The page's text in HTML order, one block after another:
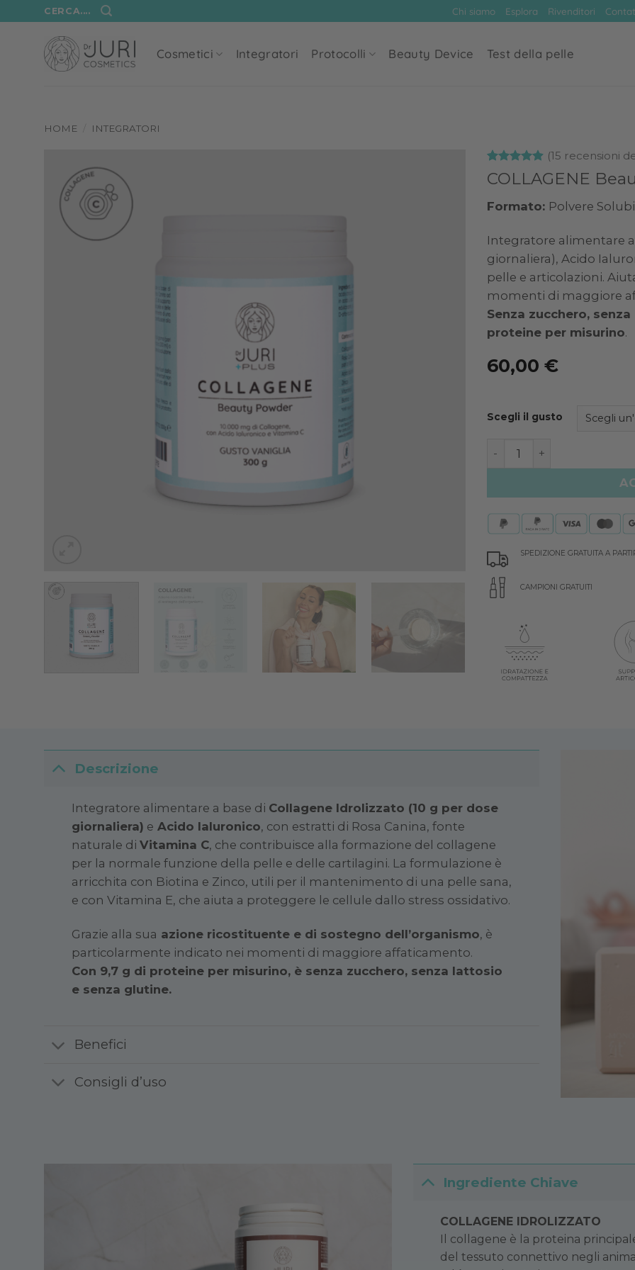
contenuti
CERCA.... Chi siamo Esplora Rivenditori
Cosmetici Integratori Protocolli Beauty Device Test della pelle
HOME INTEGRATORI
Valutato
4.87su 5
15
recensioni
(15 recensioni
COLLAGENE
Formato: Polvere
Integratore alimentare
giornaliera), Acido
pelle e articolazioni.
momenti di maggiore
Senza zucchero,
proteine per misurino.
60,00 €
Scegli il gusto
SPEDIZIONE GRATUITA A
CAMPIONI GRATUITI
Descrizione
Integratore alimentare a base di Collagene Idrolizzato (10 g per dose
giornaliera) e Acido Ialuronico, con estratti di Rosa Canina, fonte
naturale di Vitamina C, che contribuisce alla formazione del collagene
per la normale funzione della pelle e delle cartilagini. La formulazione è
arricchita con Biotina e Zinco, utili per il mantenimento di una pelle sana,
e con Vitamina E, che aiuta a proteggere le cellule dallo stress ossidativo.
Grazie alla sua azione ricostituente e di sostegno dell’organismo, è
particolarmente indicato nei momenti di maggiore affaticamento.
Con 9,7 g di proteine per misurino, è senza zucchero, senza lattosio
e senza glutine.
Benefici
Consigli d’uso
Ingrediente Chiave
COLLAGENE IDROLIZZATO
Il collagene è la proteina
del tessuto connettivo negli